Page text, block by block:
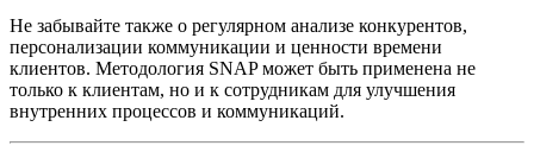
Не забывайте также о регулярном анализе конкурентов,
персонализации коммуникации и ценности времени
клиентов. Методология SNAP может быть применена не
только к клиентам, но и к сотрудникам для улучшения
внутренних процессов и коммуникаций.